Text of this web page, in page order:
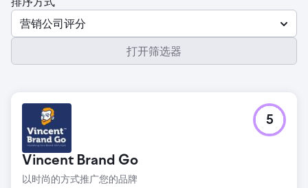
营销公司评分
打开筛选器
Vincent Brand Go
以时尚的方式推广您的品牌
5